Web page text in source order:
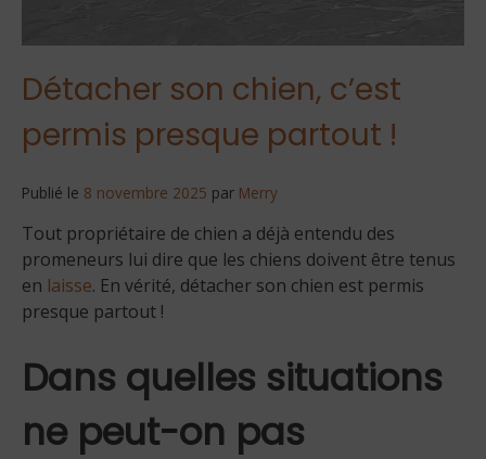
Détacher son chien, c’est
permis presque partout !
Publié le 8 novembre 2025 par Merry
Tout propriétaire de chien a déjà entendu des
promeneurs lui dire que les chiens doivent être tenus
en laisse. En vérité, détacher son chien est permis
presque partout !
Dans quelles situations
ne peut-on pas